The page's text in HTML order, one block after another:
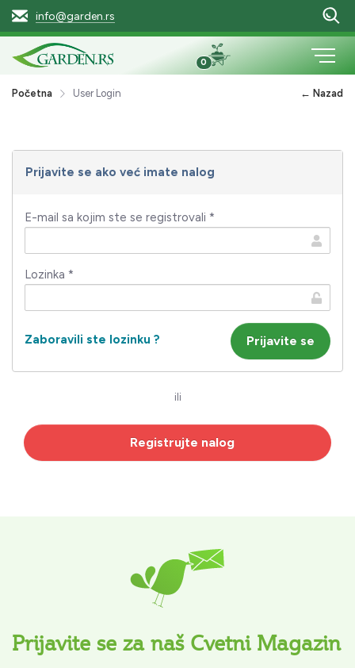
info@garden.rs
0
Početna User Login ← Nazad
Prijavite se ako već imate nalog
E-mail sa kojim ste se registrovali *
Lozinka *
Zaboravili ste lozinku ?
ili
Registrujte nalog
Prijavite se za naš Cvetni Magazin